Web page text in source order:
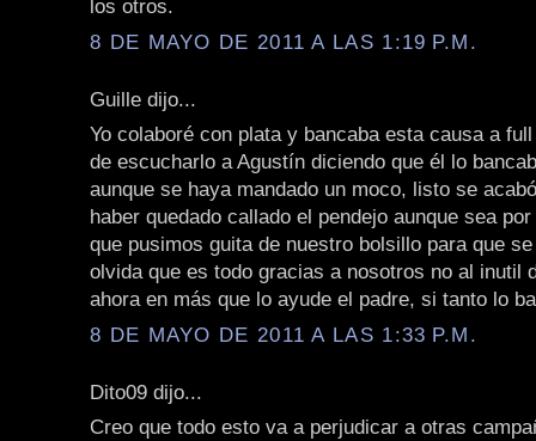
los otros.
8 DE MAYO DE 2011 A LAS 1:19 P.M.
Guille dijo...
Yo colaboré con plata y bancaba esta causa a
de escucharlo a Agustín diciendo que él lo
aunque se haya mandado un moco, listo se
haber quedado callado el pendejo aunque sea
que pusimos guita de nuestro bolsillo para que
olvida que es todo gracias a nosotros no al inutil
ahora en más que lo ayude el padre, si tanto lo
8 DE MAYO DE 2011 A LAS 1:33 P.M.
Dito09 dijo...
Creo que todo esto va a perjudicar a otras